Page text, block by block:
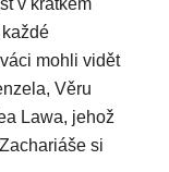
mohli vidět
Věru
Lawa, jehož
si